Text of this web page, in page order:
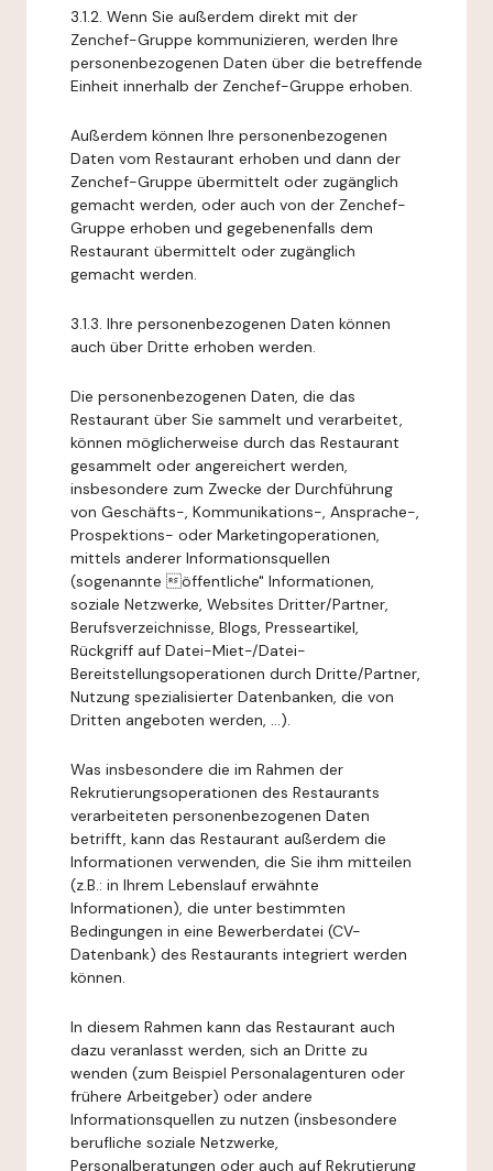
3.1.2. Wenn Sie außerdem direkt mit der
Zenchef-Gruppe kommunizieren, werden Ihre
personenbezogenen Daten über die betreffende
Einheit innerhalb der Zenchef-Gruppe erhoben.
Außerdem können Ihre personenbezogenen
Daten vom Restaurant erhoben und dann der
Zenchef-Gruppe übermittelt oder zugänglich
gemacht werden, oder auch von der Zenchef-
Gruppe erhoben und gegebenenfalls dem
Restaurant übermittelt oder zugänglich
gemacht werden.
3.1.3. Ihre personenbezogenen Daten können
auch über Dritte erhoben werden.
Die personenbezogenen Daten, die das
Restaurant über Sie sammelt und verarbeitet,
können möglicherweise durch das Restaurant
gesammelt oder angereichert werden,
insbesondere zum Zwecke der Durchführung
von Geschäfts-, Kommunikations-, Ansprache-,
Prospektions- oder Marketingoperationen,
mittels anderer Informationsquellen
(sogenannte öffentliche" Informationen,
soziale Netzwerke, Websites Dritter/Partner,
Berufsverzeichnisse, Blogs, Presseartikel,
Rückgriff auf Datei-Miet-/Datei-
Bereitstellungsoperationen durch Dritte/Partner,
Nutzung spezialisierter Datenbanken, die von
Dritten angeboten werden, ...).
Was insbesondere die im Rahmen der
Rekrutierungsoperationen des Restaurants
verarbeiteten personenbezogenen Daten
betrifft, kann das Restaurant außerdem die
Informationen verwenden, die Sie ihm mitteilen
(z.B.: in Ihrem Lebenslauf erwähnte
Informationen), die unter bestimmten
Bedingungen in eine Bewerberdatei (CV-
Datenbank) des Restaurants integriert werden
können.
In diesem Rahmen kann das Restaurant auch
dazu veranlasst werden, sich an Dritte zu
wenden (zum Beispiel Personalagenturen oder
frühere Arbeitgeber) oder andere
Informationsquellen zu nutzen (insbesondere
berufliche soziale Netzwerke,
Personalberatungen oder auch auf Rekrutierung